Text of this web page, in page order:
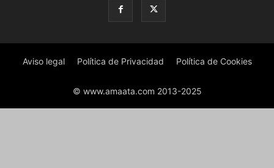
Aviso legal Política de Privacidad Política de Cookies
© www.amaata.com 2013-2025